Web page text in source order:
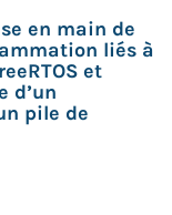
en main de
liés à
et
d’un
pile de